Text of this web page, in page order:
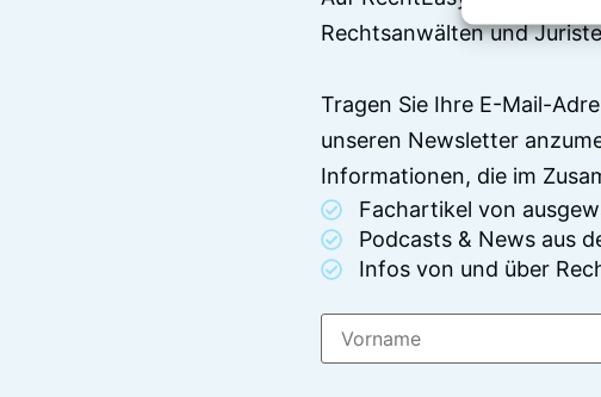
Rechtsanwälten und
Tragen Sie Ihre E-Mail-
unseren Newsletter
Informationen, die im
Fachartikel von
Podcasts & News aus
Infos von und über